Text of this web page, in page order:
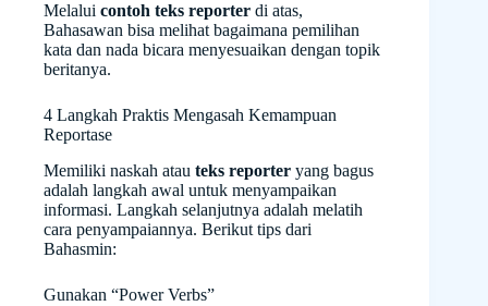
Melalui contoh teks reporter di atas,
Bahasawan bisa melihat bagaimana pemilihan
kata dan nada bicara menyesuaikan dengan topik
beritanya.
4 Langkah Praktis Mengasah Kemampuan
Reportase
Memiliki naskah atau teks reporter yang bagus
adalah langkah awal untuk menyampaikan
informasi. Langkah selanjutnya adalah melatih
cara penyampaiannya. Berikut tips dari
Bahasmin:
Gunakan “Power Verbs”